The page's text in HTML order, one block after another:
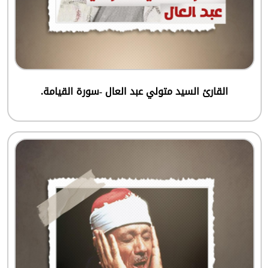
القارئ السيد متولي عبد العال -سورة القيامة.